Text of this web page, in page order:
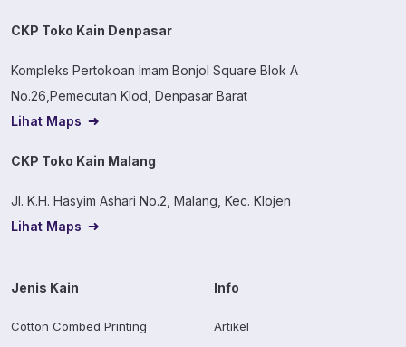
CKP Toko Kain Denpasar
Kompleks Pertokoan Imam Bonjol Square Blok A
No.26,Pemecutan Klod, Denpasar Barat
Lihat Maps
CKP Toko Kain Malang
Jl. K.H. Hasyim Ashari No.2, Malang, Kec. Klojen
Lihat Maps
Jenis Kain
Cotton Combed Printing
Info
Artikel